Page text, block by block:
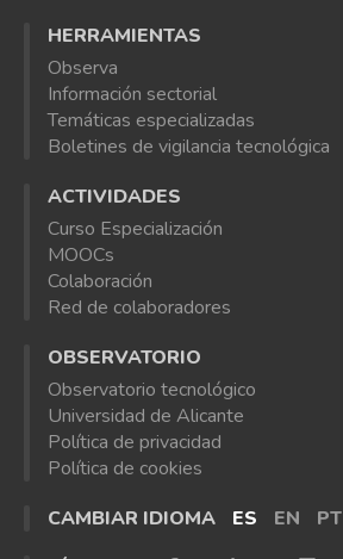
HERRAMIENTAS
Observa
Información sectorial
Temáticas especializadas
Boletines de vigilancia tecnológica
ACTIVIDADES
Curso Especialización
MOOCs
Colaboración
Red de colaboradores
OBSERVATORIO
Observatorio tecnológico
Universidad de Alicante
Política de privacidad
Política de cookies
CAMBIAR IDIOMA
ES EN
PT